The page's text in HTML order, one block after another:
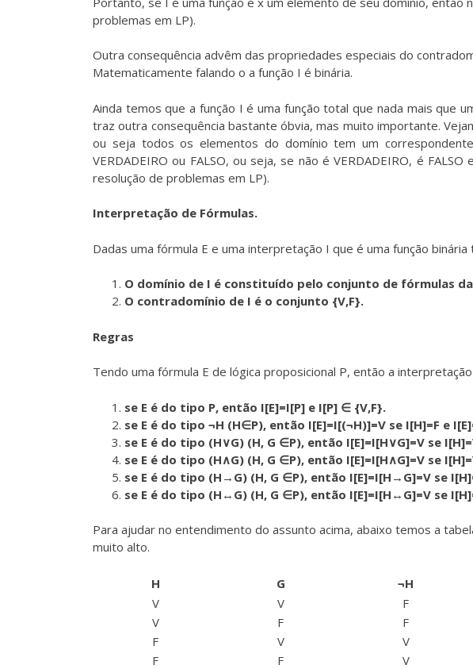
problemas em LP).
Outra consequência advêm das propriedades especiais do
Matematicamente falando o a função I é binária.
Ainda temos que a função I é uma função total que nada mais que
traz outra consequência bastante óbvia, mas muito importante.
ou seja todos os elementos do domínio tem um
VERDADEIRO ou FALSO, ou seja, se não é VERDADEIRO, é
resolução de problemas em LP).
Interpretação de Fórmulas.
Dadas uma fórmula E e uma interpretação I que é uma função binária
O domínio de I é constituído pelo conjunto de fórmulas
O contradomínio de I é o conjunto {V,F}.
Regras
Tendo uma fórmula E de lógica proposicional P, então a
se E é do tipo P, então I[E]=I[P] e I[P] ∈ {V,F}.
se E é do tipo ¬H (H∈P), então I[E]=I[(¬H)]=V se I[H]=F e
se E é do tipo (H∨G) (H, G ∈P), então I[E]=I[H∨G]=V se
se E é do tipo (H∧G) (H, G ∈P), então I[E]=I[H∧G]=V se
se E é do tipo (H→G) (H, G ∈P), então I[E]=I[H→G]=V se
se E é do tipo (H↔G) (H, G ∈P), então I[E]=I[H↔G]=V se
Para ajudar no entendimento do assunto acima, abaixo temos a
muito alto.
H G ¬H
V
V F
V
F F
F
V V
F
F V